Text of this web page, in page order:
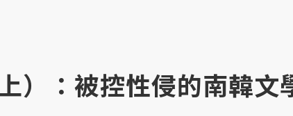
）：被控性侵的南韓文